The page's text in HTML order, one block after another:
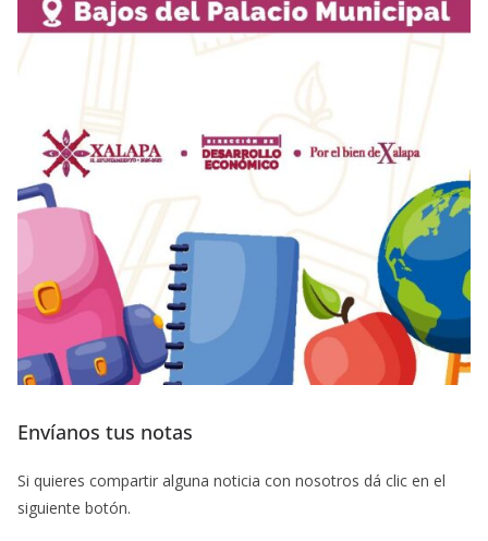
Envíanos tus notas
Si quieres compartir alguna noticia con nosotros dá clic en el
siguiente botón.